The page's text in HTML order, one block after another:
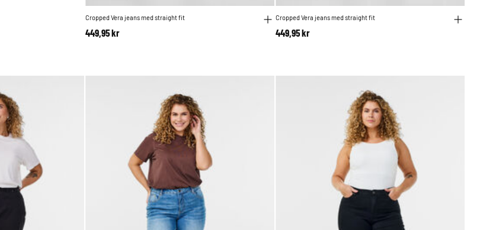
Cropped Vera jeans med straight fit
449,95 kr
Cropped Vera jeans med straight fit
449,95 kr